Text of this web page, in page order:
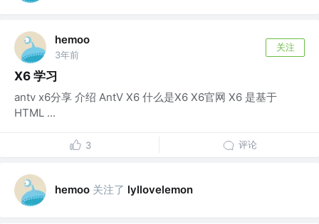
hemoo
3年前
关注
X6 学习
antv x6分享 介绍 AntV X6 什么是X6 X6官网 X6 是基于
HTML ...
3 评论
hemoo 关注了 lyllovelemon